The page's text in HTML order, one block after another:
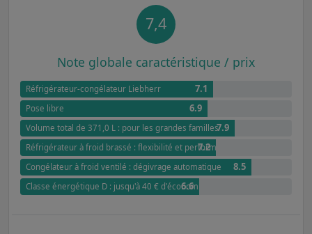
7,4
Note globale caractéristique / prix
Réfrigérateur-congélateur Liebherr 7.1
Pose libre 6.9
Volume total de 371,0 L : pour les grandes familles7.9
Réfrigérateur à froid brassé : flexibilité et performance
7.2
Congélateur à froid ventilé : dégivrage automatique 8.5
Classe énergétique D : jusqu'à 40 € d'économies annuel par rapport à G
6.6